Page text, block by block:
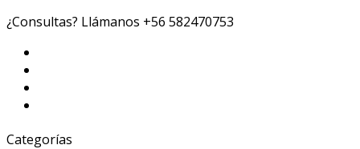
¿Consultas? Llámanos +56 582470753
Categorías